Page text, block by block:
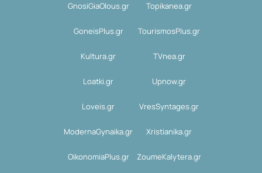
GnosiGiaOlous.gr Topikanea.gr
GoneisPlus.gr TourismosPlus.gr
Kultura.gr TVnea.gr
Loatki.gr Upnow.gr
Loveis.gr VresSyntages.gr
ModernaGynaika.gr Xristianika.gr
OikonomiaPlus.gr ZoumeKalytera.gr